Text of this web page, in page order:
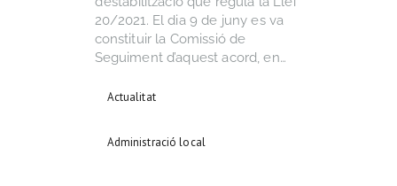
20/2021. El dia 9 de juny es va
constituir la Comissió de
Seguiment d’aquest acord, en…
Actualitat
Administració local